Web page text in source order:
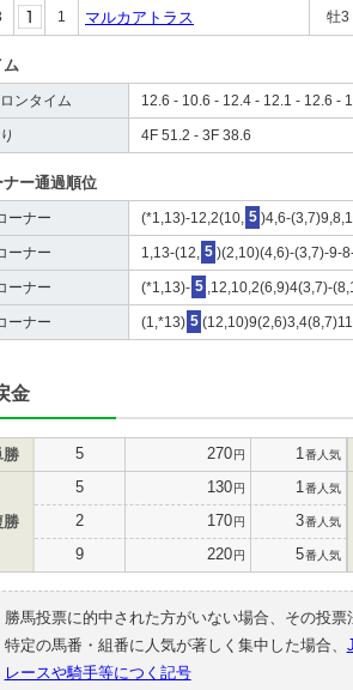
1 マルカアトラス 牡3
ム
ンタイム 12.6 - 10.6 - 12.4 - 12.1 - 12.6 -
4F 51.2 - 3F 38.6
ナー通過順位
ーナー (*1,13)-12,2(10, 5 )4,6-
ーナー 1,13-(12, 5 )(2,10)(4,6)-(3,7)-9-
ーナー (*1,13)- 5 ,12,10,2(6,9)4(3,7)-
ーナー (1,*13) 5 (12,10)9(2,6)3,4(8,7)11
金
勝 5 270円 1 番人気
勝
5 130円 1 番人気
2 170円 3番人気
9 220円 5番人気
勝馬投票に的中された方がいない場合、その投
特定の馬番・組番に人気が著しく集中した場合、
レースや騎手等につく記号